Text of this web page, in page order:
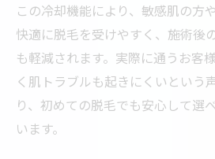
この冷却機能により、敏感肌の方
快適に脱毛を受けやすく、施術後
も軽減されます。実際に通うお客
く肌トラブルも起きにくいという
り、初めての脱毛でも安心して選
います。